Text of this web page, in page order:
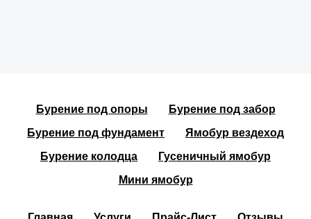
Бурение под опоры
Бурение под забор
Бурение под фундамент
Ямобур вездеход
Бурение колодца
Гусеничный ямобур
Мини ямобур